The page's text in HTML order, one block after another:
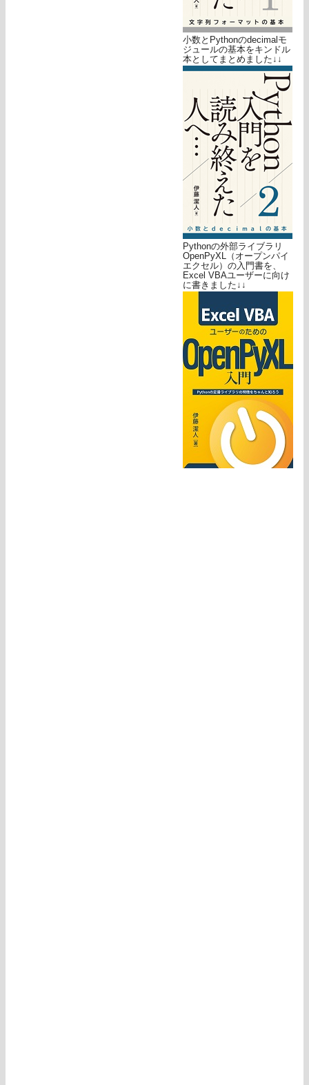
小数とPythonのdecimalモ
ジュールの基本をキンドル
本としてまとめました↓↓
Pythonの外部ライブラリ
OpenPyXL（オープンパイ
エクセル）の入門書を、
Excel VBAユーザーに向け
に書きました↓↓